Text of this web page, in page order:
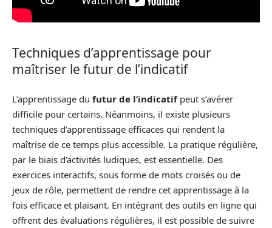
Techniques d’apprentissage pour
maîtriser le futur de l’indicatif
L’apprentissage du futur de l’indicatifpeut s’avérer
difficile pour certains. Néanmoins, il existe plusieurs
techniques d’apprentissage efficaces qui rendent la
maîtrise de ce temps plus accessible. La pratique régulière,
par le biais d’activités ludiques, est essentielle. Des
exercices interactifs, sous forme de mots croisés ou de
jeux de rôle, permettent de rendre cet apprentissage à la
fois efficace et plaisant. En intégrant des outils en ligne qui
offrent des évaluations régulières, il est possible de suivre